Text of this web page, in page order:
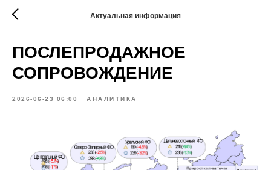
Актуальная информация
ПОСЛЕПРОДАЖНОЕ
СОПРОВОЖДЕНИЕ
2026-06-23 06:00 АНАЛИТИКА